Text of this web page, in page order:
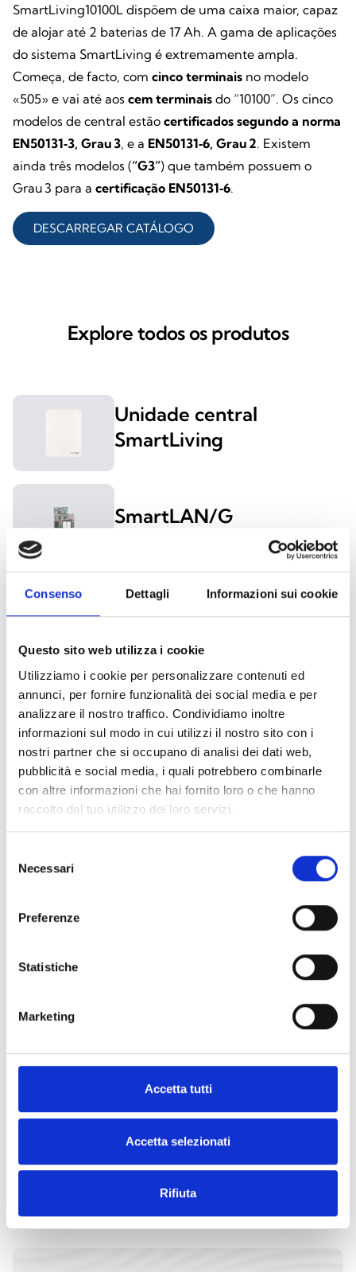
Consenso Dettagli Informazioni sui cookie
Questo sito web utilizza i cookie
Utilizziamo i cookie per personalizzare contenuti ed
annunci, per fornire funzionalità dei social media e per
analizzare il nostro traffico. Condividiamo inoltre
informazioni sul modo in cui utilizzi il nostro sito con i
nostri partner che si occupano di analisi dei dati web,
pubblicità e social media, i quali potrebbero combinarle
con altre informazioni che hai fornito loro o che hanno
raccolto dal tuo utilizzo dei loro servizi.
delNecessari
Preferenze
Statistiche
Marketing
Accetta tutti
Accetta selezionati
Rifiuta
SmartLiving10100L dispõem de uma caixa maior, capaz
de alojar até 2 baterias de 17 Ah. A gama de aplicações
do sistema SmartLiving é extremamente ampla.
Começa, de facto, com cinco terminais no modelo
«505» e vai até aos cem terminais do “10100”. Os cinco
modelos de central estão certificados segundo a norma
EN50131‑3, Grau 3, e a EN50131‑6, Grau 2. Existem
ainda três modelos (“G3”) que também possuem o
Grau 3 para a certificação EN50131‑6.
DESCARREGAR CATÁLOGO
Explore todos os produtos
Unidade central
SmartLiving
SmartLAN/G
SmartLAN/SI
SmartLogos30M
Está interessado neste produto?
Solicite
Encontre
distribuidor
ENCONTRA-
O AGORA
EXPLORA AS OUTRAS